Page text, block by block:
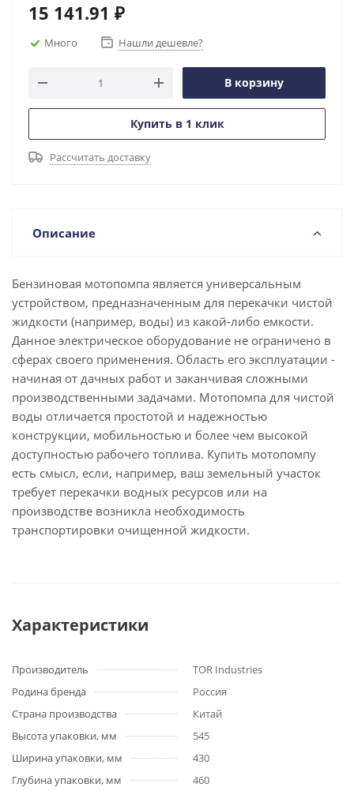
15 141.91 ₽
Много Нашли дешевле?
В корзину
Купить в 1 клик
Рассчитать доставку
Описание
Бензиновая мотопомпа является универсальным
устройством, предназначенным для перекачки чистой
жидкости (например, воды) из какой-либо емкости.
Данное электрическое оборудование не ограничено в
сферах своего применения. Область его эксплуатации -
начиная от дачных работ и заканчивая сложными
производственными задачами. Мотопомпа для чистой
воды отличается простотой и надежностью
конструкции, мобильностью и более чем высокой
доступностью рабочего топлива. Купить мотопомпу
есть смысл, если, например, ваш земельный участок
требует перекачки водных ресурсов или на
производстве возникла необходимость
транспортировки очищенной жидкости.
Характеристики
Производитель
TOR Industries
Родина бренда
Россия
Страна производства
Китай
Высота упаковки, мм
545
Ширина упаковки, мм
430
Глубина упаковки, мм
460